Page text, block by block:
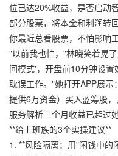
位已达20%收益，是否启动
部分股票，将本金和利润转
你最近总看股票，不怕影响
"以前我也怕，"林晓笑着晃
间模式'，开盘前10分钟设
耽误工作。"她打开APP展
提供6万资金）买入蓝筹股，
服务解析三个月收益已超过
**给上班族的3个实操建议**
1. **风险隔离：用"闲钱中的